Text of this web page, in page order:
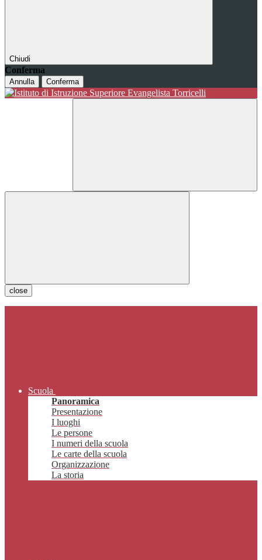
Chiudi
Conferma
Annulla Conferma
close
Scuola
Panoramica
Presentazione
I luoghi
Le persone
I numeri della scuola
Le carte della scuola
Organizzazione
La storia